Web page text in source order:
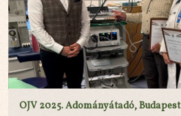
OJV 2025. Adományátadó, Budapest